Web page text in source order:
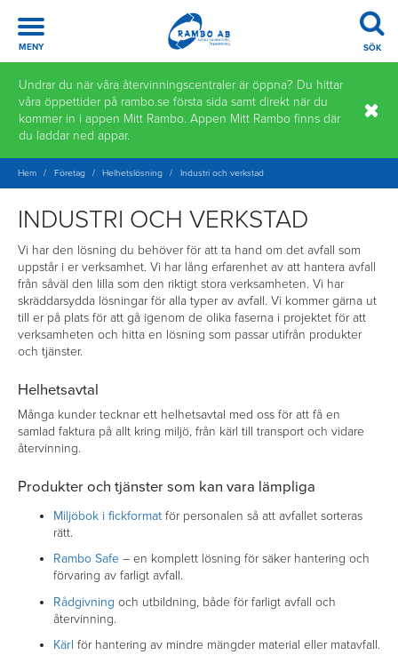
innehåll
Undrar du när våra återvinningscentraler är öppna? Du hittar
våra öppettider på rambo.se första sida samt direkt när du
kommer in i appen Mitt Rambo. Appen Mitt Rambo finns där
du laddar ned appar.
Meny
MENY SÖK
Hem / Företag / Helhetslösning / Industri och verkstad
INDUSTRI OCH VERKSTAD
Vi har den lösning du behöver för att ta hand om det avfall som
uppstår i er verksamhet. Vi har lång erfarenhet av att hantera avfall
från såväl den lilla som den riktigt stora verksamheten. Vi har
skräddarsydda lösningar för alla typer av avfall. Vi kommer gärna ut
till er på plats för att gå igenom de olika faserna i projektet för att
verksamheten och hitta en lösning som passar utifrån produkter
och tjänster.
Helhetsavtal
Många kunder tecknar ett helhetsavtal med oss för att få en
samlad faktura på allt kring miljö, från kärl till transport och vidare
återvinning.
Produkter och tjänster som kan vara lämpliga
Miljöbok i fickformat för personalen så att avfallet sorteras
rätt.
Rambo Safe – en komplett lösning för säker hantering och
förvaring av farligt avfall.
Rådgivning och utbildning, både för farligt avfall och
återvinning.
Kärl för hantering av mindre mängder material eller matavfall.